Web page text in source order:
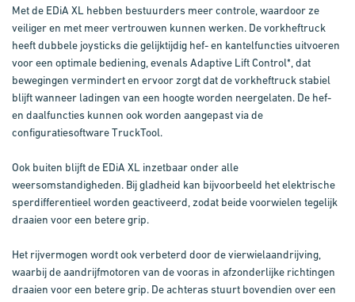
Met de EDiA XL hebben bestuurders meer controle, waardoor ze
veiliger en met meer vertrouwen kunnen werken. De vorkheftruck
heeft dubbele joysticks die gelijktijdig hef- en kantelfuncties uitvoeren
voor een optimale bediening, evenals Adaptive Lift Control*, dat
bewegingen vermindert en ervoor zorgt dat de vorkheftruck stabiel
blijft wanneer ladingen van een hoogte worden neergelaten. De hef-
en daalfuncties kunnen ook worden aangepast via de
configuratiesoftware TruckTool.
Ook buiten blijft de EDiA XL inzetbaar onder alle
weersomstandigheden. Bij gladheid kan bijvoorbeeld het elektrische
sperdifferentieel worden geactiveerd, zodat beide voorwielen tegelijk
draaien voor een betere grip.
Het rijvermogen wordt ook verbeterd door de vierwielaandrijving,
waarbij de aandrijfmotoren van de vooras in afzonderlijke richtingen
draaien voor een betere grip. De achteras stuurt bovendien over een